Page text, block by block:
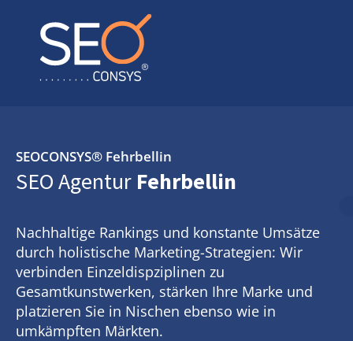
SEOCONSYS® Fehrbellin
SEO Agentur Fehrbellin
Nachhaltige Rankings und konstante Umsätze
durch holistische Marketing-Strategien: Wir
verbinden Einzeldispziplinen zu
Gesamtkunstwerken, stärken Ihre Marke und
platzieren Sie in Nischen ebenso wie in
umkämpften Märkten.